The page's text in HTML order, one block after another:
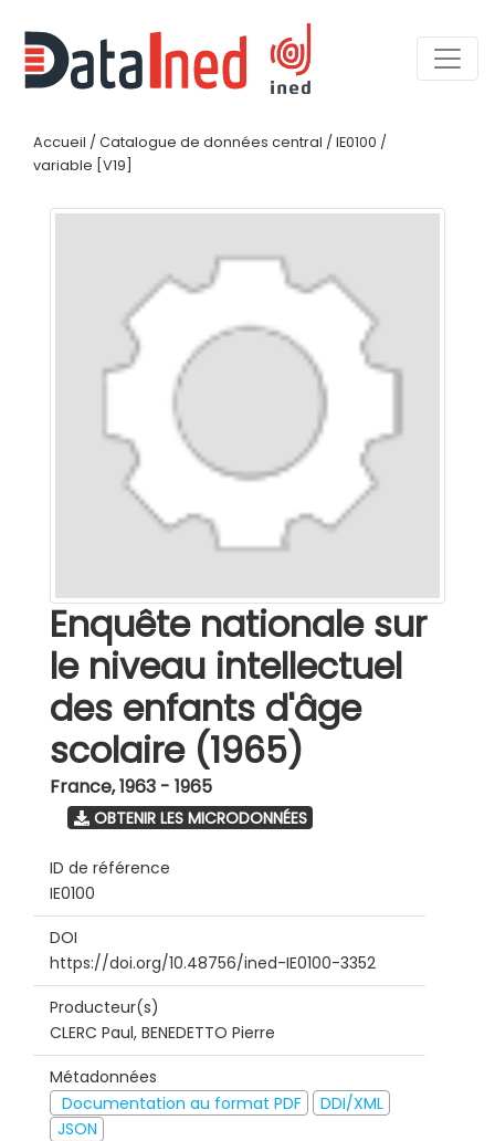
Accueil / Catalogue de données central / IE0100 /
variable [V19]
Enquête nationale sur
le niveau intellectuel
des enfants d'âge
scolaire (1965)
France,1963 - 1965
OBTENIR LES MICRODONNÉES
ID de référence
IE0100
DOI
https://doi.org/10.48756/ined-IE0100-3352
Producteur(s)
CLERC Paul, BENEDETTO Pierre
Métadonnées
Documentation au format PDF
DDI/XML
JSON